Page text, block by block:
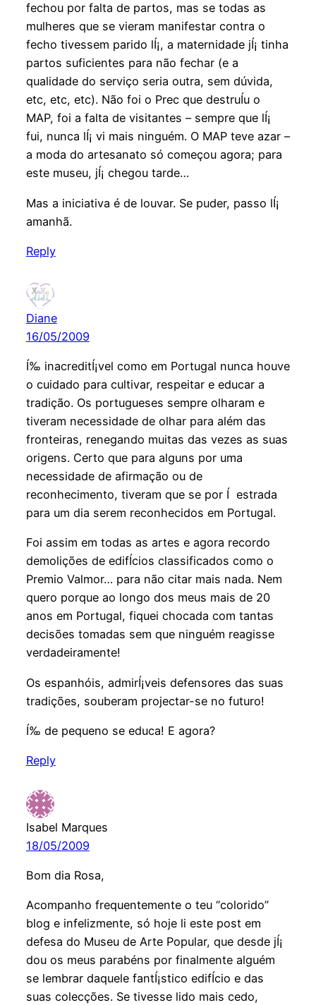
fechou por falta de partos, mas se todas as
mulheres que se vieram manifestar contra o
fecho tivessem parido lÍ¡, a maternidade jÍ¡ tinha
partos suficientes para não fechar (e a
qualidade do serviço seria outra, sem dúvida,
etc, etc, etc). Não foi o Prec que destruÍ­u o
MAP, foi a falta de visitantes – sempre que lÍ¡
fui, nunca lÍ¡ vi mais ninguém. O MAP teve azar –
a moda do artesanato só começou agora; para
este museu, jÍ¡ chegou tarde…
Mas a iniciativa é de louvar. Se puder, passo lÍ¡
amanhã.
Reply
Diane
16/05/2009
Í‰ inacreditÍ¡vel como em Portugal nunca houve
o cuidado para cultivar, respeitar e educar a
tradição. Os portugueses sempre olharam e
tiveram necessidade de olhar para além das
fronteiras, renegando muitas das vezes as suas
origens. Certo que para alguns por uma
necessidade de afirmação ou de
reconhecimento, tiveram que se por Í estrada
para um dia serem reconhecidos em Portugal.
Foi assim em todas as artes e agora recordo
demolições de edifÍ­cios classificados como o
Premio Valmor… para não citar mais nada. Nem
quero porque ao longo dos meus mais de 20
anos em Portugal, fiquei chocada com tantas
decisões tomadas sem que ninguém reagisse
verdadeiramente!
Os espanhóis, admirÍ¡veis defensores das suas
tradições, souberam projectar-se no futuro!
Í‰ de pequeno se educa! E agora?
Reply
Isabel Marques
18/05/2009
Bom dia Rosa,
Acompanho frequentemente o teu “colorido”
blog e infelizmente, só hoje li este post em
defesa do Museu de Arte Popular, que desde jÍ¡
dou os meus parabéns por finalmente alguém
se lembrar daquele fantÍ¡stico edifÍ­cio e das
suas colecções. Se tivesse lido mais cedo,